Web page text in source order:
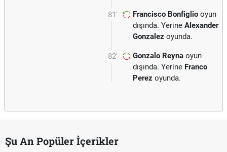
81' Francisco Bonfiglio oyun
dışında. Yerine Alexander
Gonzalez oyunda.
82' Gonzalo Reyna oyun
dışında. Yerine Franco
Perez oyunda.
Şu An Popüler İçerikler